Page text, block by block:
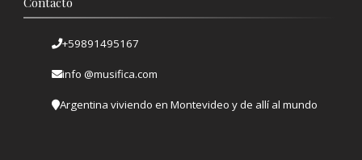
+59891495167
info @musifica.com
Argentina viviendo en Montevideo y de allí al mundo